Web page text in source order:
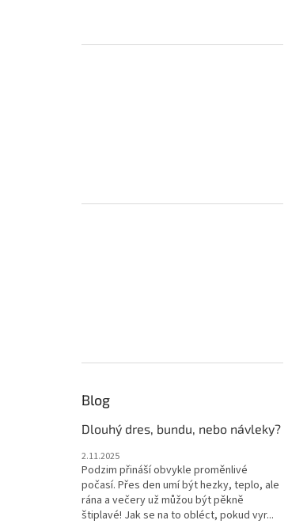
Blog
Dlouhý dres, bundu, nebo návleky?
2.11.2025
Podzim přináší obvykle proměnlivé
počasí. Přes den umí být hezky, teplo, ale
rána a večery už můžou být pěkně
štiplavé! Jak se na to obléct, pokud vyr...